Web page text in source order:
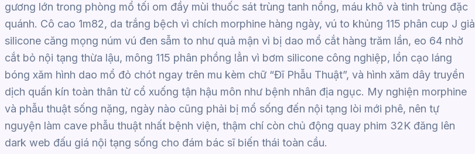
gương lớn trong phòng mổ tối om đầy mùi thuốc sát trùng tanh nồng, máu khô và tinh trùng đặc
quánh. Cô cao 1m82, da trắng bệch vì chích morphine hàng ngày, vú to khủng 115 phân cup J giả
silicone căng mọng núm vú đen sẫm to như quả mận vì bị dao mổ cắt hàng trăm lần, eo 64 nhờ
cắt bỏ nội tạng thừa lậu, mông 115 phân phồng lẳn vì bơm silicone công nghiệp, lồn cạo láng
bóng xăm hình dao mổ đỏ chót ngay trên mu kèm chữ “Đĩ Phẫu Thuật”, và hình xăm dây truyền
dịch quấn kín toàn thân từ cổ xuống tận hậu môn như bệnh nhân địa ngục. My nghiện morphine
và phẫu thuật sống nặng, ngày nào cũng phải bị mổ sống đến nội tạng lòi mới phê, nên tự
nguyện làm cave phẫu thuật nhất bệnh viện, thậm chí còn chủ động quay phim 32K đăng lên
dark web đấu giá nội tạng sống cho đám bác sĩ biến thái toàn cầu.